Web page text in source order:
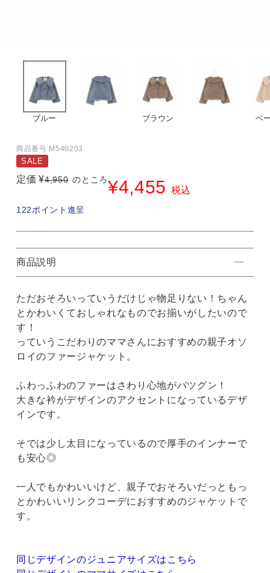
ブルー ブラウン ベ
商品番号 M540203
SALE
定価 ¥4,950 のところ¥4,455 税込
122ポイント進呈
商品説明
ただおそろいっていうだけじゃ物足りない！ちゃん
とかわいくておしゃれなものでお揃いがしたいので
す！
っていうこだわりのママさんにおすすめの親子オソ
ロイのファージャケット。
ふわっふわのファーはさわり心地がバツグン！
大きな衿がデザインのアクセントになっているデザ
インです。
そでは少し太目になっているので厚手のインナーで
も安心◎
一人でもかわいいけど、親子でおそろいだっともっ
とかわいいリンクコーデにおすすめのジャケットで
す。
同じデザインのジュニアサイズはこちら